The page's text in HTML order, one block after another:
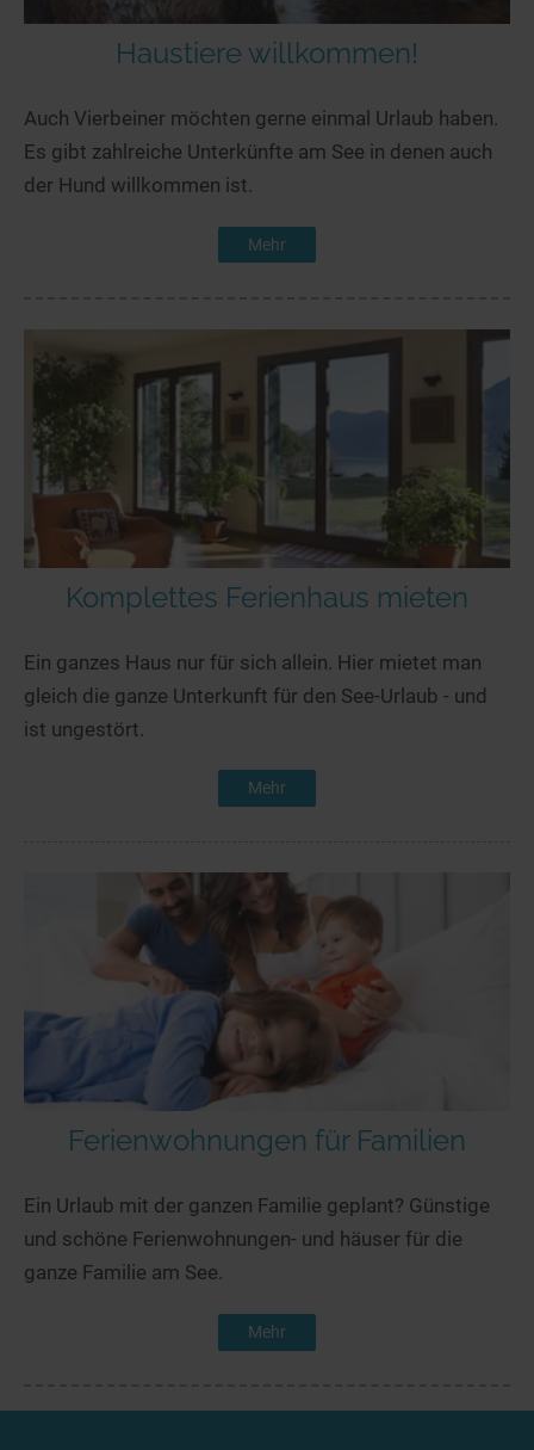
Haustiere willkommen!
Auch Vierbeiner möchten gerne einmal Urlaub haben.
Es gibt zahlreiche Unterkünfte am See in denen auch
der Hund willkommen ist.
Mehr
Komplettes Ferienhaus mieten
Ein ganzes Haus nur für sich allein. Hier mietet man
gleich die ganze Unterkunft für den See-Urlaub - und
ist ungestört.
Mehr
Ferienwohnungen für Familien
Ein Urlaub mit der ganzen Familie geplant? Günstige
und schöne Ferienwohnungen- und häuser für die
ganze Familie am See.
Mehr